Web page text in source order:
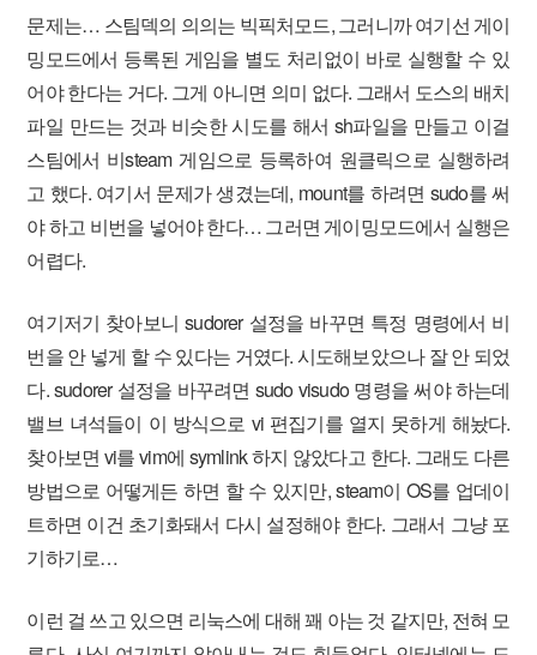
문제는… 스팀덱의 의의는 빅픽처모드, 그러니까 여기선 게이
밍모드에서 등록된 게임을 별도 처리없이 바로 실행할 수 있
어야 한다는 거다. 그게 아니면 의미 없다. 그래서 도스의 배치
파일 만드는 것과 비슷한 시도를 해서 sh파일을 만들고 이걸
스팀에서 비steam 게임으로 등록하여 원클릭으로 실행하려
고 했다. 여기서 문제가 생겼는데, mount를 하려면 sudo를 써
야 하고 비번을 넣어야 한다… 그러면 게이밍모드에서 실행은
어렵다.
여기저기 찾아보니 sudorer 설정을 바꾸면 특정 명령에서 비
번을 안 넣게 할 수 있다는 거였다. 시도해보았으나 잘 안 되었
다. sudorer 설정을 바꾸려면 sudo visudo 명령을 써야 하는데
밸브 녀석들이 이 방식으로 vi 편집기를 열지 못하게 해놨다.
찾아보면 vi를 vim에 symlink 하지 않았다고 한다. 그래도 다른
방법으로 어떻게든 하면 할 수 있지만, steam이 OS를 업데이
트하면 이건 초기화돼서 다시 설정해야 한다. 그래서 그냥 포
기하기로…
이런 걸 쓰고 있으면 리눅스에 대해 꽤 아는 것 같지만, 전혀 모